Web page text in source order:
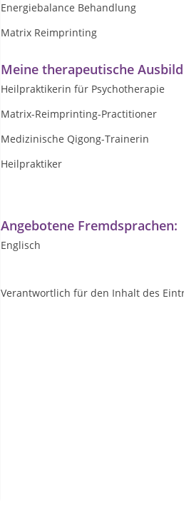
Energiebalance Behandlung
Matrix Reimprinting
Meine therapeutische
Heilpraktikerin für Psychotherapie
Matrix-Reimprinting-Practitioner
Medizinische Qigong-Trainerin
Heilpraktiker
Angebotene Fremdsprachen:
Englisch
Verantwortlich für den Inhalt des